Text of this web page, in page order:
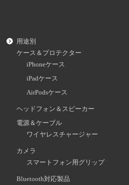
用途別
ケース＆プロテクター
iPhoneケース
iPadケース
AirPodsケース
ヘッドフォン＆スピーカー
電源＆ケーブル
ワイヤレスチャージャー
カメラ
スマートフォン用グリップ
Bluetooth対応製品